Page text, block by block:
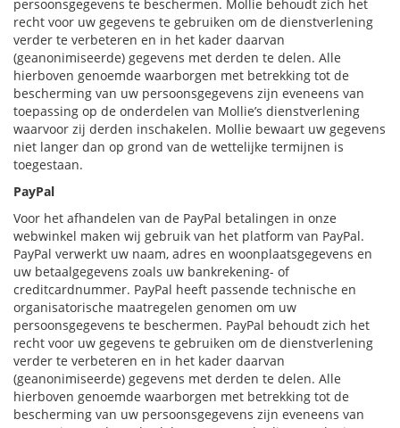
persoonsgegevens te beschermen. Mollie behoudt zich het
recht voor uw gegevens te gebruiken om de dienstverlening
verder te verbeteren en in het kader daarvan
(geanonimiseerde) gegevens met derden te delen. Alle
hierboven genoemde waarborgen met betrekking tot de
bescherming van uw persoonsgegevens zijn eveneens van
toepassing op de onderdelen van Mollie’s dienstverlening
waarvoor zij derden inschakelen. Mollie bewaart uw gegevens
niet langer dan op grond van de wettelijke termijnen is
toegestaan.
PayPal
Voor het afhandelen van de PayPal betalingen in onze
webwinkel maken wij gebruik van het platform van PayPal.
PayPal verwerkt uw naam, adres en woonplaatsgegevens en
uw betaalgegevens zoals uw bankrekening- of
creditcardnummer. PayPal heeft passende technische en
organisatorische maatregelen genomen om uw
persoonsgegevens te beschermen. PayPal behoudt zich het
recht voor uw gegevens te gebruiken om de dienstverlening
verder te verbeteren en in het kader daarvan
(geanonimiseerde) gegevens met derden te delen. Alle
hierboven genoemde waarborgen met betrekking tot de
bescherming van uw persoonsgegevens zijn eveneens van